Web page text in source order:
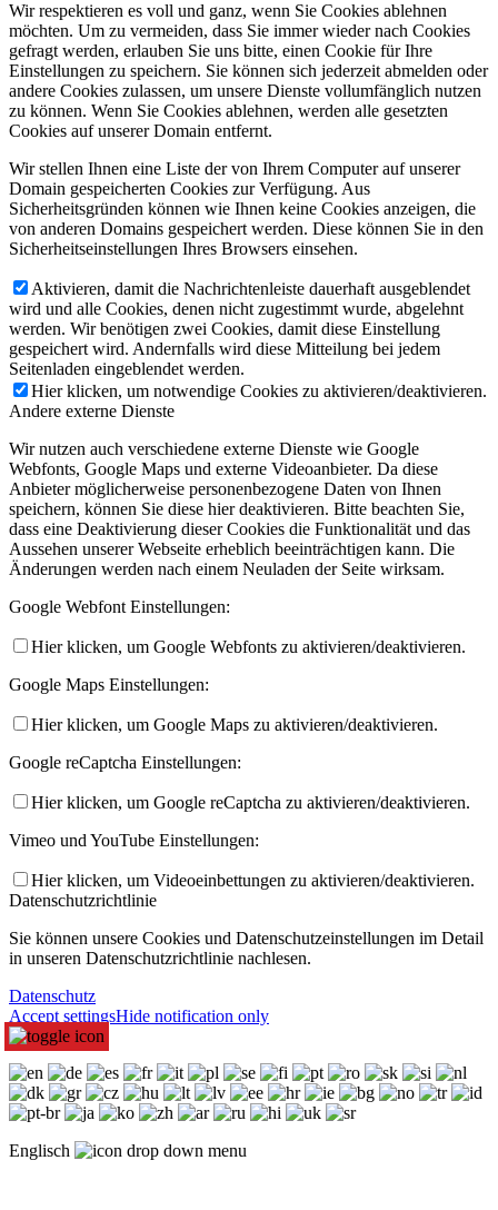
Wir respektieren es voll und ganz, wenn Sie Cookies ablehnen
möchten. Um zu vermeiden, dass Sie immer wieder nach Cookies
gefragt werden, erlauben Sie uns bitte, einen Cookie für Ihre
Einstellungen zu speichern. Sie können sich jederzeit abmelden oder
andere Cookies zulassen, um unsere Dienste vollumfänglich nutzen
zu können. Wenn Sie Cookies ablehnen, werden alle gesetzten
Cookies auf unserer Domain entfernt.
Wir stellen Ihnen eine Liste der von Ihrem Computer auf unserer
Domain gespeicherten Cookies zur Verfügung. Aus
Sicherheitsgründen können wie Ihnen keine Cookies anzeigen, die
von anderen Domains gespeichert werden. Diese können Sie in den
Sicherheitseinstellungen Ihres Browsers einsehen.
Aktivieren, damit die Nachrichtenleiste dauerhaft ausgeblendet
wird und alle Cookies, denen nicht zugestimmt wurde, abgelehnt
werden. Wir benötigen zwei Cookies, damit diese Einstellung
gespeichert wird. Andernfalls wird diese Mitteilung bei jedem
Seitenladen eingeblendet werden.
Hier klicken, um notwendige Cookies zu aktivieren/deaktivieren.
Andere externe Dienste
Wir nutzen auch verschiedene externe Dienste wie Google
Webfonts, Google Maps und externe Videoanbieter. Da diese
Anbieter möglicherweise personenbezogene Daten von Ihnen
speichern, können Sie diese hier deaktivieren. Bitte beachten Sie,
dass eine Deaktivierung dieser Cookies die Funktionalität und das
Aussehen unserer Webseite erheblich beeinträchtigen kann. Die
Änderungen werden nach einem Neuladen der Seite wirksam.
Google Webfont Einstellungen:
Hier klicken, um Google Webfonts zu aktivieren/deaktivieren.
Google Maps Einstellungen:
Hier klicken, um Google Maps zu aktivieren/deaktivieren.
Google reCaptcha Einstellungen:
Hier klicken, um Google reCaptcha zu aktivieren/deaktivieren.
Vimeo und YouTube Einstellungen:
Hier klicken, um Videoeinbettungen zu aktivieren/deaktivieren.
Datenschutzrichtlinie
Sie können unsere Cookies und Datenschutzeinstellungen im Detail
in unseren Datenschutzrichtlinie nachlesen.
Datenschutz
Accept settingsHide notification only
Englisch